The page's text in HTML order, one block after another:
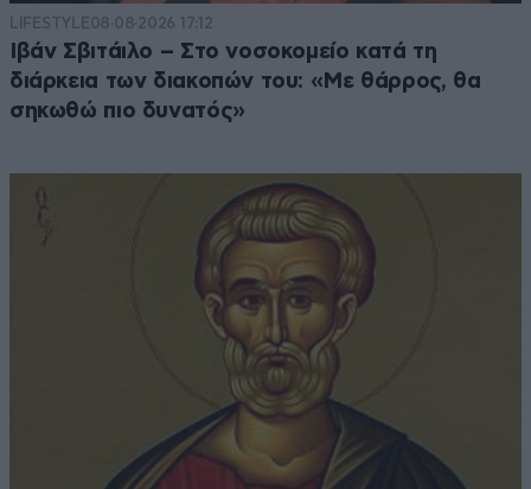
LIFESTYLE08·08·2026 17:12
Ιβάν Σβιτάιλο – Στο νοσοκομείο κατά τη
διάρκεια των διακοπών του: «Με θάρρος, θα
σηκωθώ πιο δυνατός»